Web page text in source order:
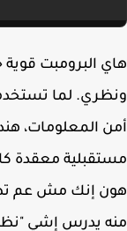
البرومبت قوية
لما
المعلومات،
معقدة
إنك مش عم
يدرس إشي